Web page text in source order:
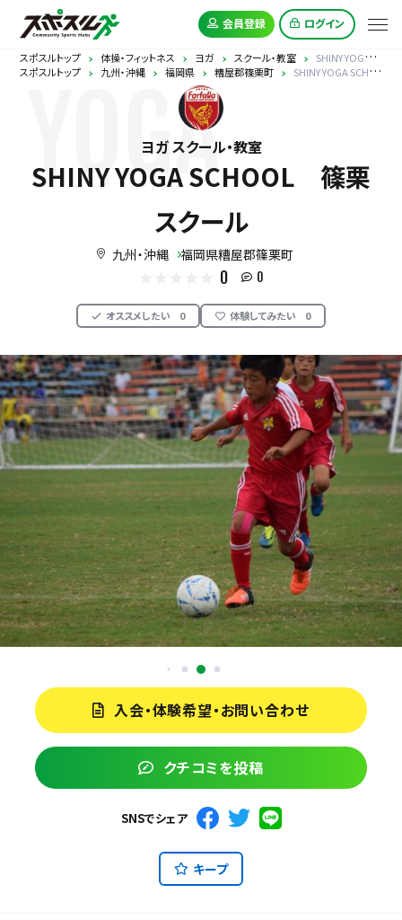
会員登録 ログイン
スポスルトップ 体操・フィットネス ヨガ スクール・教室
SHINY YOGA SCHOOL 篠栗スクール
スポスルトップ
九州・沖縄 福岡県 糟屋郡篠栗町 SHINY YOGA SCHOOL 篠栗スクール
YOGA
ヨガ スクール・教室
SHINY YOGA SCHOOL 篠栗
スクール
九州・沖縄 福岡県糟屋郡篠栗町
0 0
オススメしたい 0 体験してみたい 0
入会・体験希望・お問い合わせ
クチコミを投稿
SNSでシェア
キープ